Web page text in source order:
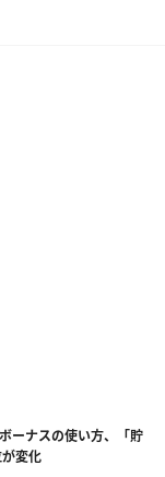
ーナスの使い方、「貯
変化